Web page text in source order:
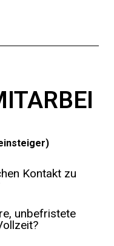
Kontakt zu
unbefristete